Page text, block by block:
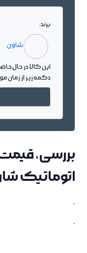
برند:
شاون
این کالا در حال
دکمه زیر از زمان
بررسی،
اتوماتیک
.
.